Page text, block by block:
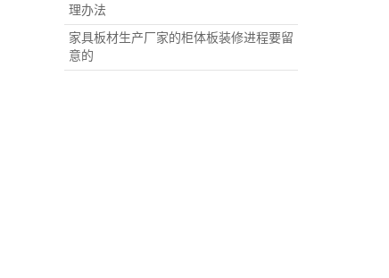
理办法
家具板材生产厂家的柜体板装修进程要留
意的